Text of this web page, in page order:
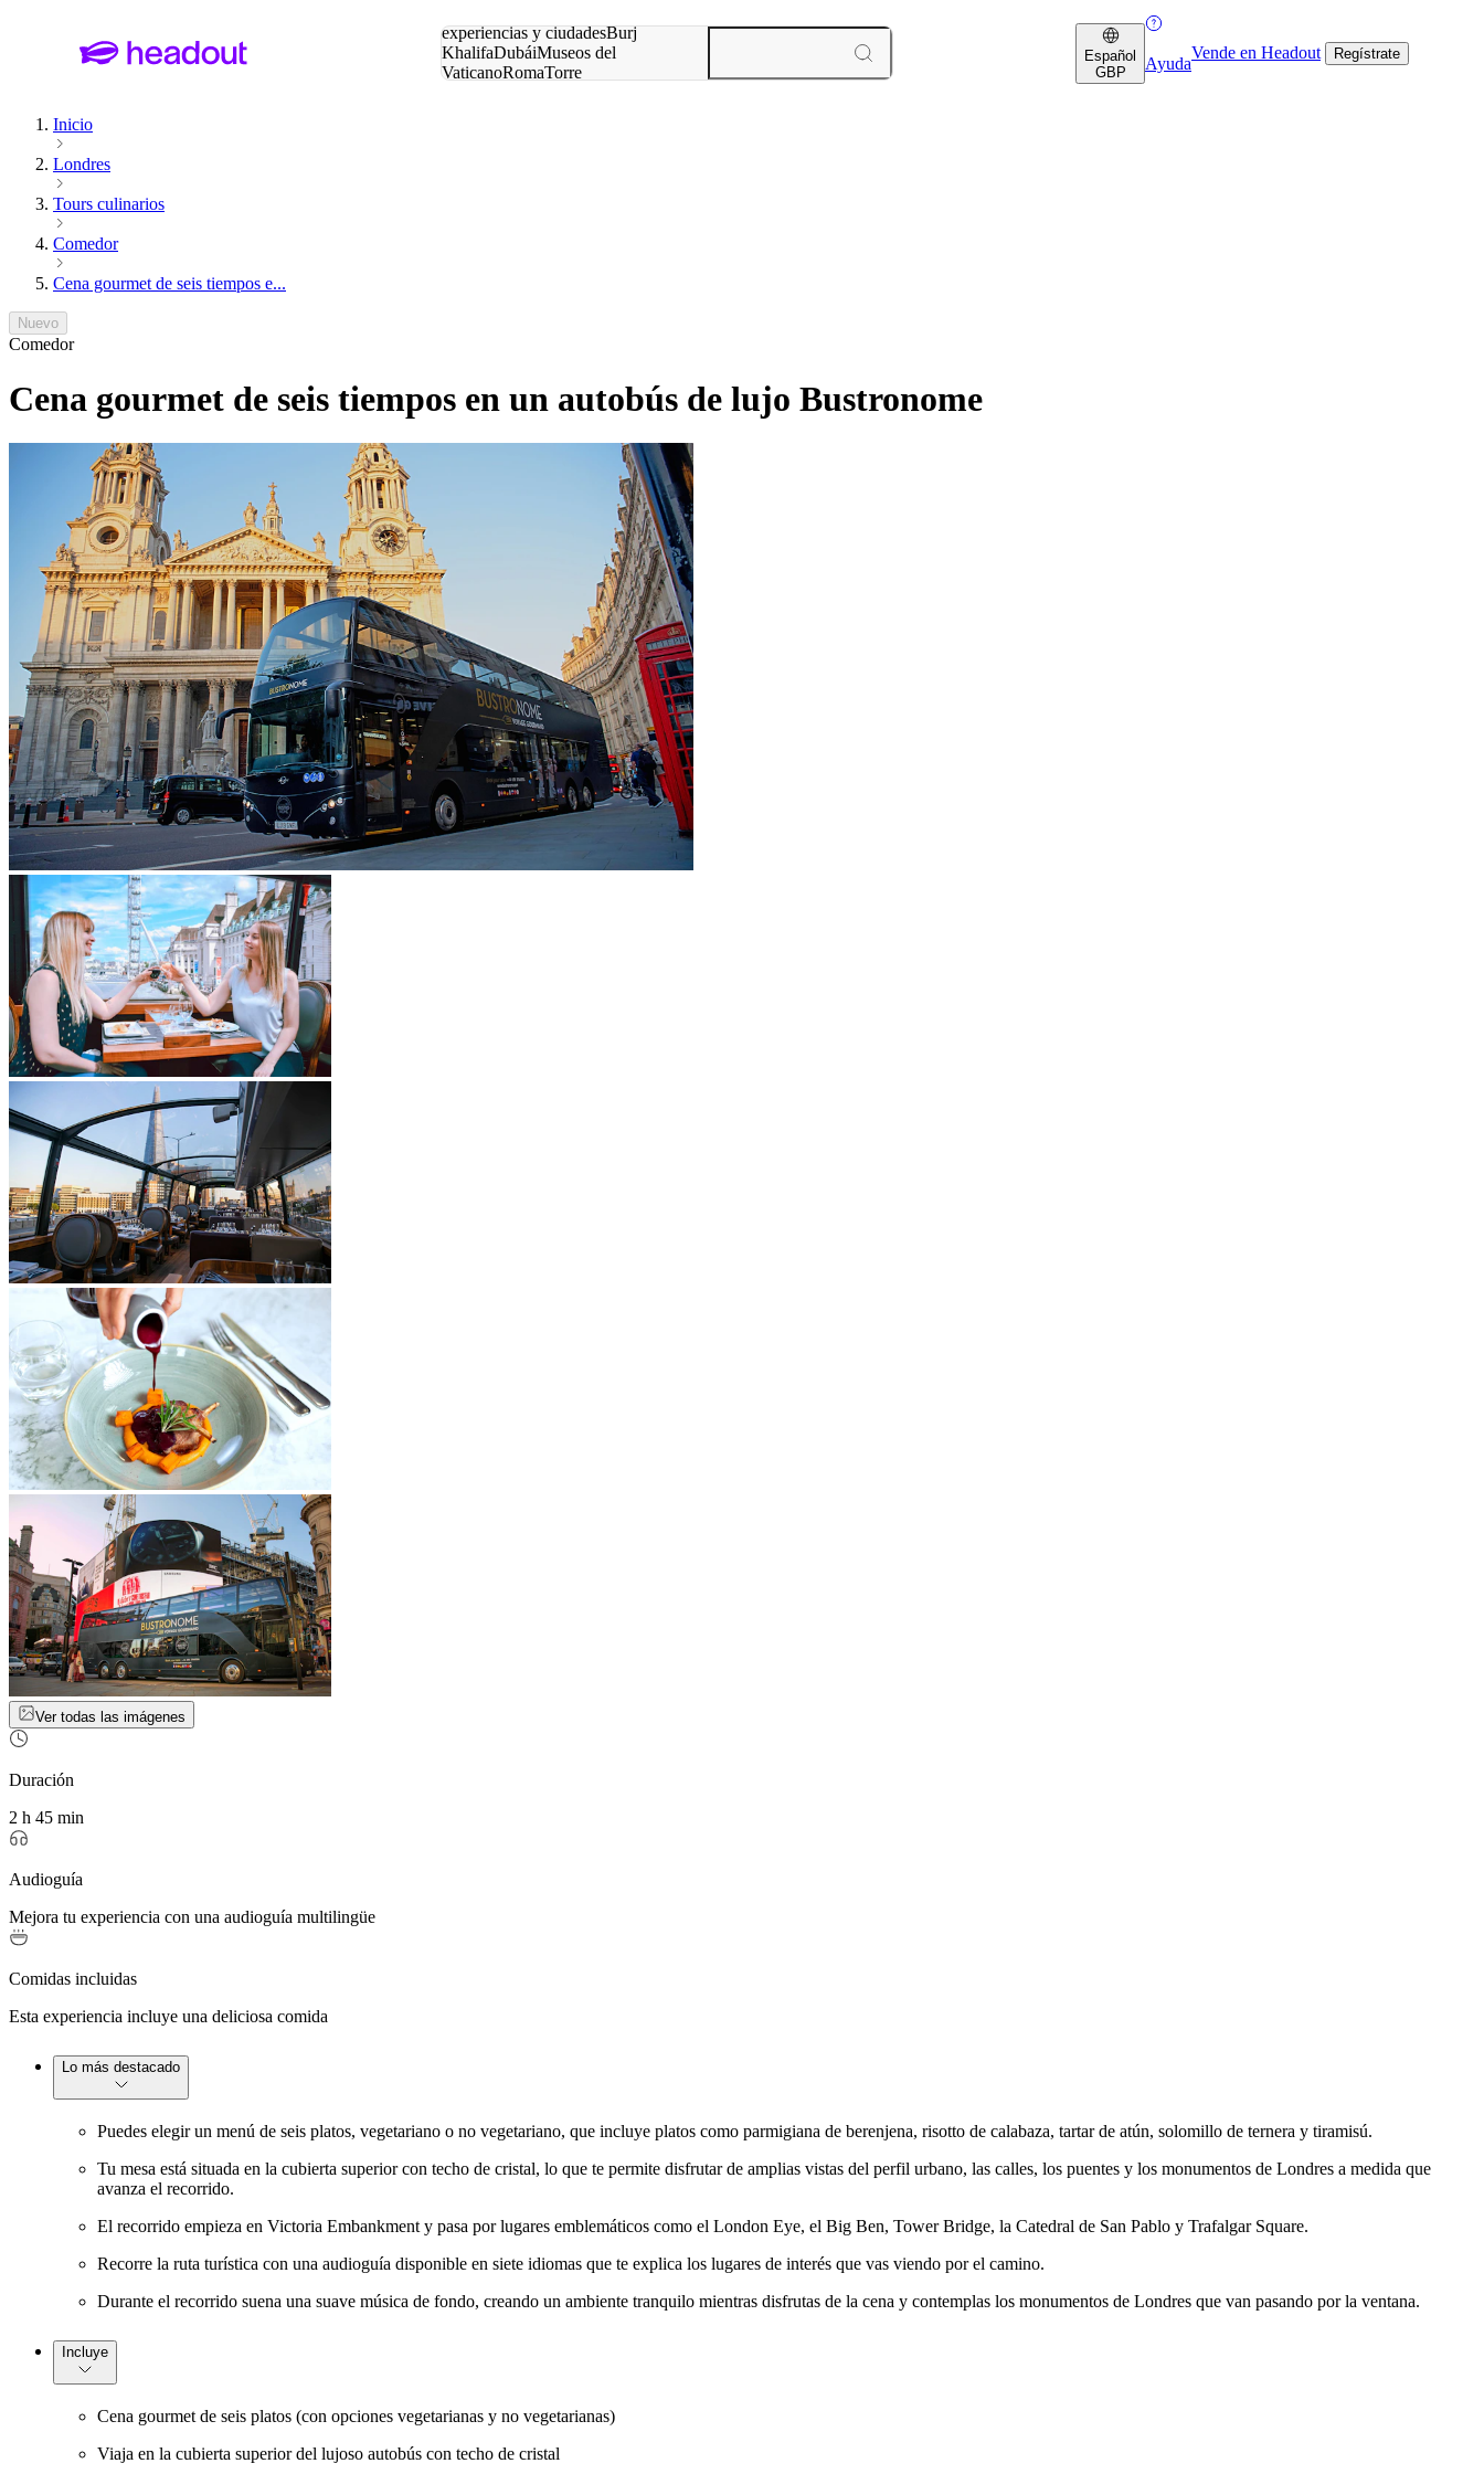
experiencias y ciudadesBurj
KhalifaDubáiMuseos del
VaticanoRomaTorre
Español
GBP
Ayuda
Vende en Headout Regístrate
Inicio
Londres
Tours culinarios
Comedor
Cena gourmet de seis tiempos e...
Nuevo
Comedor
Cena gourmet de seis tiempos en un autobús de lujo Bustronome
Ver todas las imágenes
Duración
2 h 45 min
Audioguía
Mejora tu experiencia con una audioguía multilingüe
Comidas incluidas
Esta experiencia incluye una deliciosa comida
Lo más destacado
Puedes elegir un menú de seis platos, vegetariano o no vegetariano, que incluye platos como parmigiana de berenjena, risotto de calabaza, tartar de atún, solomillo de ternera y tiramisú.
Tu mesa está situada en la cubierta superior con techo de cristal, lo que te permite disfrutar de amplias vistas del perfil urbano, las calles, los puentes y los monumentos de Londres a medida que
avanza el recorrido.
El recorrido empieza en Victoria Embankment y pasa por lugares emblemáticos como el London Eye, el Big Ben, Tower Bridge, la Catedral de San Pablo y Trafalgar Square.
Recorre la ruta turística con una audioguía disponible en siete idiomas que te explica los lugares de interés que vas viendo por el camino.
Durante el recorrido suena una suave música de fondo, creando un ambiente tranquilo mientras disfrutas de la cena y contemplas los monumentos de Londres que van pasando por la ventana.
Incluye
Cena gourmet de seis platos (con opciones vegetarianas y no vegetarianas)
Viaja en la cubierta superior del lujoso autobús con techo de cristal